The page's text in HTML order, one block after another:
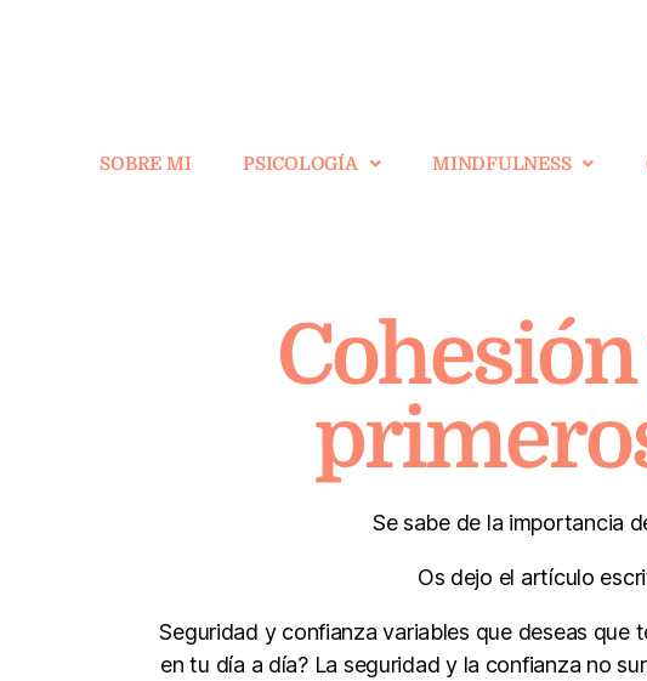
SOBRE MI PSICOLOGÍA MINDFULNESS
Se sabe de la importancia
Os dejo el artículo
Seguridad y confianza variables que deseas que
en tu día a día? La seguridad y la confianza no